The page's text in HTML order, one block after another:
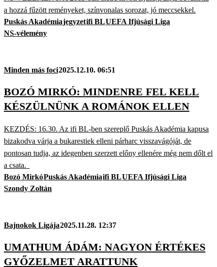
a hozzá fűzött reményeket, színvonalas sorozat, jó meccsekkel.
Puskás Akadémiajegyzetifi BLUEFA Ifjúsági Liga
NS-vélemény
Minden más foci2025.12.10. 06:51
BOZÓ MIRKÓ: MINDENRE FEL KELL
KÉSZÜLNÜNK A ROMÁNOK ELLEN
KEZDÉS: 16.30. Az ifi BL-ben szereplő Puskás Akadémia kapusa
bizakodva várja a bukarestiek elleni párharc visszavágóját, de
pontosan tudja, az idegenben szerzett előny ellenére még nem dőlt el
a csata.
Bozó MirkóPuskás Akadémiaifi BLUEFA Ifjúsági Liga
Szondy Zoltán
Bajnokok Ligája2025.11.28. 12:37
UMATHUM ÁDÁM: NAGYON ÉRTÉKES
GYŐZELMET ARATTUNK